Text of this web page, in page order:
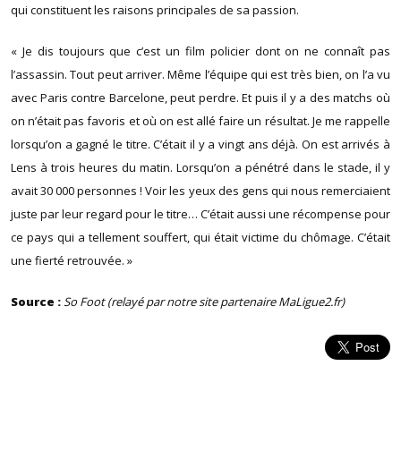
qui constituent les raisons principales de sa passion.
« Je dis toujours que c’est un film policier dont on ne connaît pas
l’assassin. Tout peut arriver. Même l’équipe qui est très bien, on l’a vu
avec Paris contre Barcelone, peut perdre. Et puis il y a des matchs où
on n’était pas favoris et où on est allé faire un résultat. Je me rappelle
lorsqu’on a gagné le titre. C’était il y a vingt ans déjà. On est arrivés à
Lens à trois heures du matin. Lorsqu’on a pénétré dans le stade, il y
avait 30 000 personnes ! Voir les yeux des gens qui nous remerciaient
juste par leur regard pour le titre… C’était aussi une récompense pour
ce pays qui a tellement souffert, qui était victime du chômage. C’était
une fierté retrouvée. »
Source : So Foot (relayé par notre site partenaire MaLigue2.fr)